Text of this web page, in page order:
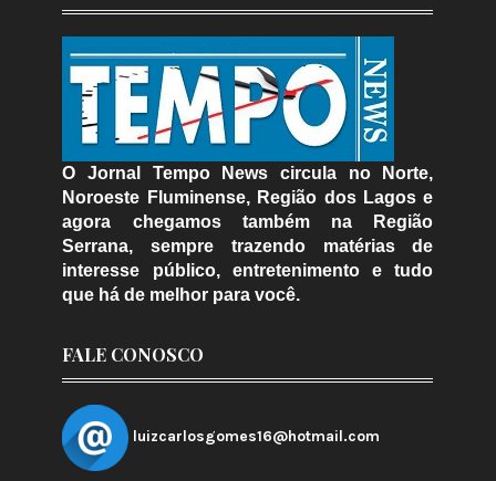
O Jornal Tempo News circula no Norte,
Noroeste Fluminense, Região dos Lagos e
agora chegamos também na Região
Serrana, sempre trazendo matérias de
interesse público, entretenimento e tudo
que há de melhor para você.
FALE CONOSCO
luizcarlosgomes16@hotmail.com